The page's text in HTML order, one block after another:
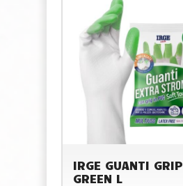
IRGE GUANTI GRIP
GREEN L